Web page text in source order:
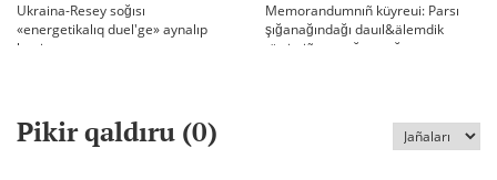
Ukraina-Resey soğısı
«energetikalıq duel'ge» aynalıp
ketti
Memorandumnıñ küyreui: Parsı
şığanağındağı dauıl&älemdik
tärtiptiñ sın sağatı soğıp twr
Pikir qaldıru (0)